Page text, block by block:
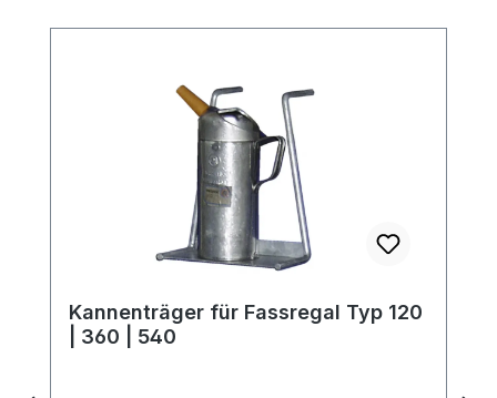
Kannenträger für Fassregal Typ 120
| 360 | 540